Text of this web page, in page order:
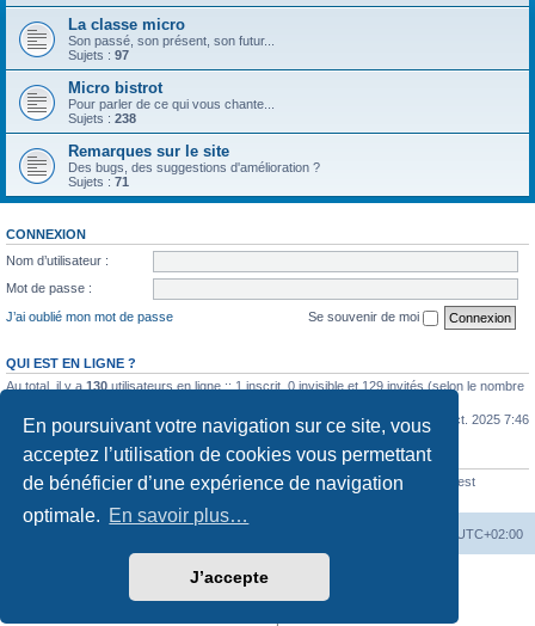
En poursuivant votre navigation sur ce site, vous
acceptez l’utilisation de cookies vous permettant
de bénéficier d’une expérience de navigation
optimale. En savoir plus…
J’accepte
La classe micro
Son passé, son présent, son futur...
Sujets : 97
Micro bistrot
Pour parler de ce qui vous chante...
Sujets : 238
Remarques sur le site
Des bugs, des suggestions d'amélioration ?
Sujets : 71
CONNEXION
Nom d’utilisateur :
Mot de passe :
J’ai oublié mon mot de passe
Se souvenir de moi
QUI EST EN LIGNE ?
Au total, il y a 130 utilisateurs en ligne :: 1 inscrit, 0 invisible et 129 invités (selon le nombre
Le nombre maximal d’utilisateurs en ligne simultanément a été de
1067 le 23 oct. 2025 7:46
STATISTIQUES
25498messages •2498 sujets •481membres • Notre membre le plus récent est
UTC+02:00
phpBB® Forum Software © phpBB Limited
©